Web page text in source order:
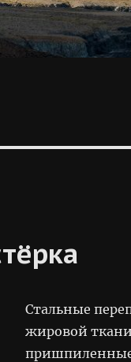
Стальные
жировой
пришпиленные